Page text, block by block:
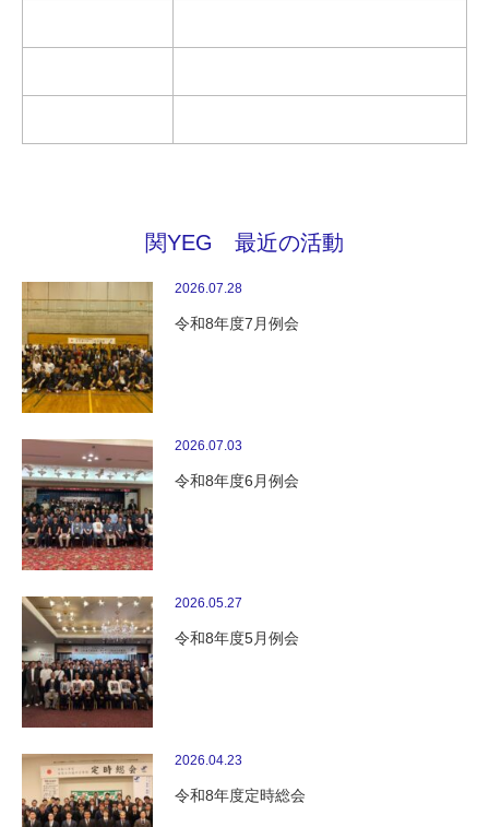
関YEG 最近の活動
2026.07.28
令和8年度7月例会
2026.07.03
令和8年度6月例会
2026.05.27
令和8年度5月例会
2026.04.23
令和8年度定時総会